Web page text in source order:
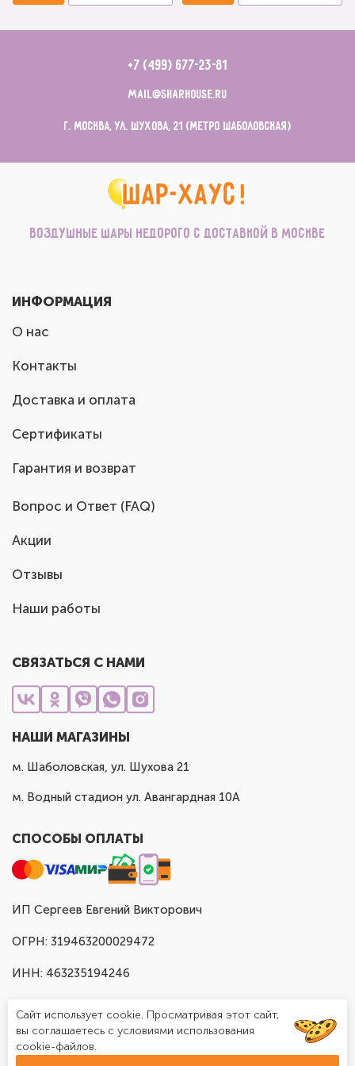
+7 (499) 677-23-81
mail@sharhouse.ru
г. Москва, ул. Шухова, 21 (метро Шаболовская)
Воздушные шары недорого с доставкой в Москве
ИНФОРМАЦИЯ
О нас
Контакты
Доставка и оплата
Сертификаты
Гарантия и возврат
Вопрос и Ответ (FAQ)
Акции
Отзывы
Наши работы
СВЯЗАТЬСЯ С НАМИ
НАШИ МАГАЗИНЫ
м. Шаболовская, ул. Шухова 21
м. Водный стадион ул. Авангардная 10А
СПОСОБЫ ОПЛАТЫ
ИП Сергеев Евгений Викторович
ОГРН: 319463200029472
ИНН: 463235194246
Сайт использует cookie. Просматривая этот сайт,
вы соглашаетесь с условиями использования
cookie-файлов.